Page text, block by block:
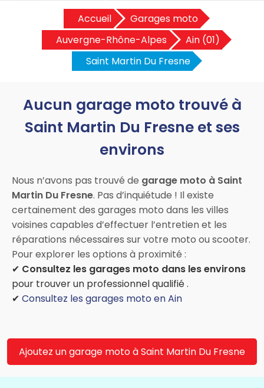
Accueil
Garages moto
Auvergne-Rhône-Alpes
Ain (01)
Saint Martin Du Fresne
Aucun garage moto trouvé à
Saint Martin Du Fresne et ses
environs
Nous n’avons pas trouvé de garage moto à Saint
Martin Du Fresne. Pas d’inquiétude ! Il existe
certainement des garages moto dans les villes
voisines capables d’effectuer l’entretien et les
réparations nécessaires sur votre moto ou scooter.
Pour explorer les options à proximité :
✔ Consultez les garages moto dans les environs
pour trouver un professionnel qualifié .
✔ Consultez les garages moto en Ain
Ajoutez un garage moto à Saint Martin Du Fresne